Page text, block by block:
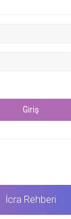
İcra Rehberi